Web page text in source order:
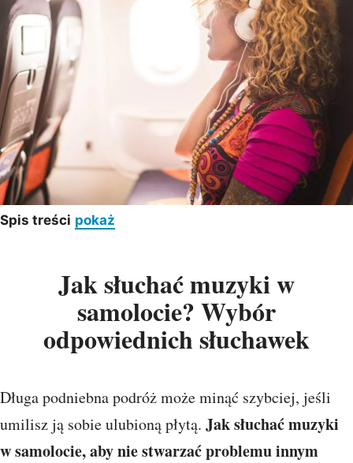
Spis treści pokaż
Jak słuchać muzyki w
samolocie? Wybór
odpowiednich słuchawek
Długa podniebna podróż może minąć szybciej, jeśli
umilisz ją sobie ulubioną płytą. Jak słuchać muzyki
w samolocie, aby nie stwarzać problemu innym